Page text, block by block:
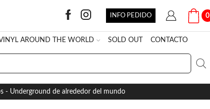
INFO PEDIDO 0
AROUND THE WORLD SOLD OUT CONTACTO
- Underground de alrededor del mundo